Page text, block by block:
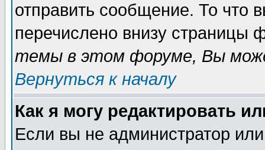
отправить сообщение. То что
перечислено внизу страницы
темы в этом форуме, Вы
Вернуться к началу
Как я могу редактировать
Если вы не администратор